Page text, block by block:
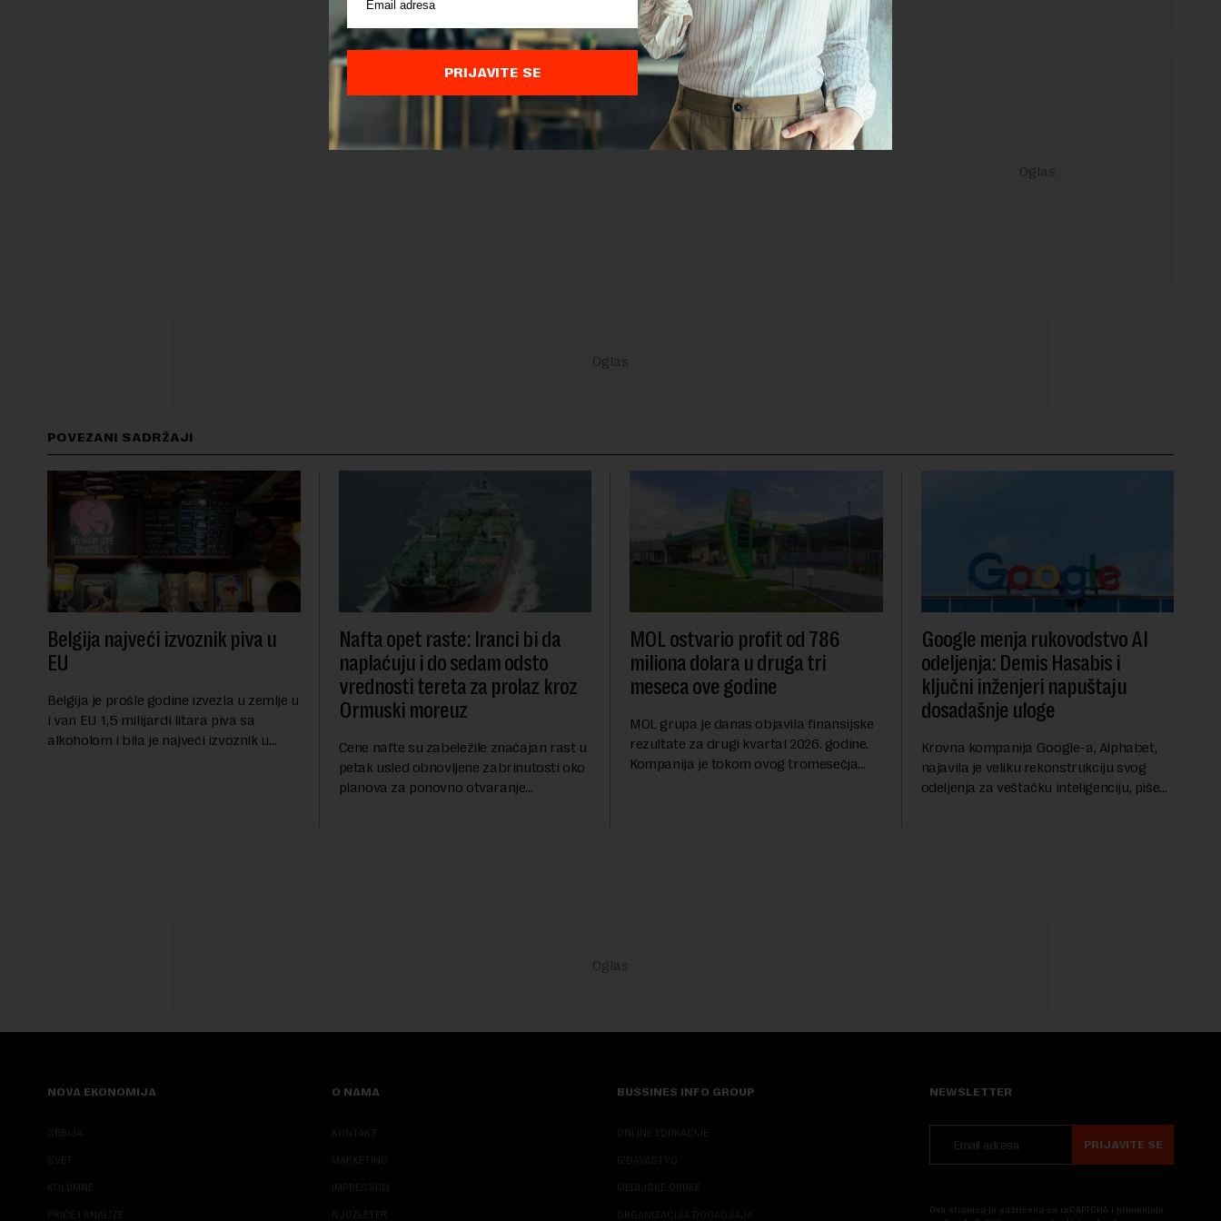
POVEZANI SADRŽAJI
Belgija najveći izvoznik piva u
EU
Belgija je prošle godine izvezla u zemlje u
i van EU 1,5 milijardi litara piva sa
alkoholom i bila je najveći izvoznik u
Nafta opet raste: Iranci bi da
naplaćuju i do sedam odsto
vrednosti tereta za prolaz kroz
Ormuski moreuz
Cene nafte su zabeležile značajan rast u
petak usled obnovljene zabrinutosti oko
planova za ponovno otvaranje
MOL ostvario profit od 786
miliona dolara u druga tri
meseca ove godine
MOL grupa je danas objavila finansijske
rezultate za drugi kvartal 2026. godine.
Kompanija je tokom ovog tromesečja
Google menja rukovodstvo AI
odeljenja: Demis Hasabis i
ključni inženjeri napuštaju
dosadašnje uloge
Krovna kompanija Google-a, Alphabet,
najavila je veliku rekonstrukciju svog
odeljenja za veštačku inteligenciju, piše
NOVA EKONOMIJA
SRBIJA
SVET
KOLUMNE
PRIČE I ANALIZE
O NAMA
KONTAKT
MARKETING
IMPRESSUM
NJUZLETER
BUSSINES INFO GROUP
ONLINE EDUKACIJE
IZDAVAŠTVO
MEDIJSKE OBUKE
ORGANIZACIJA DOGADJAJA
NEWSLETTER
PRIJAVITE SE
Ova stranica je zaštićena sa reCAPTCHA i primenjuju
PRIJAVITE SE